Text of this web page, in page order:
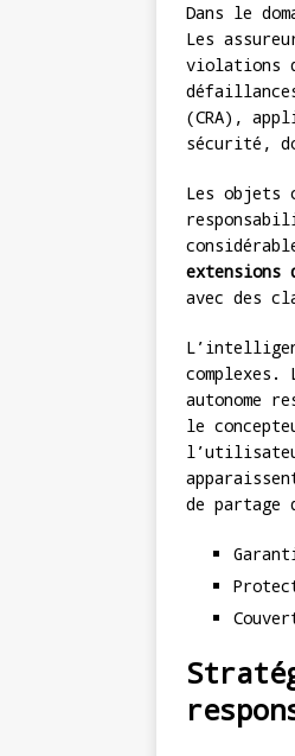
Dans le
Les
violations
(CRA),
sécurité,
Les objets
extensions
avec des
complexes.
autonome
le
de partage